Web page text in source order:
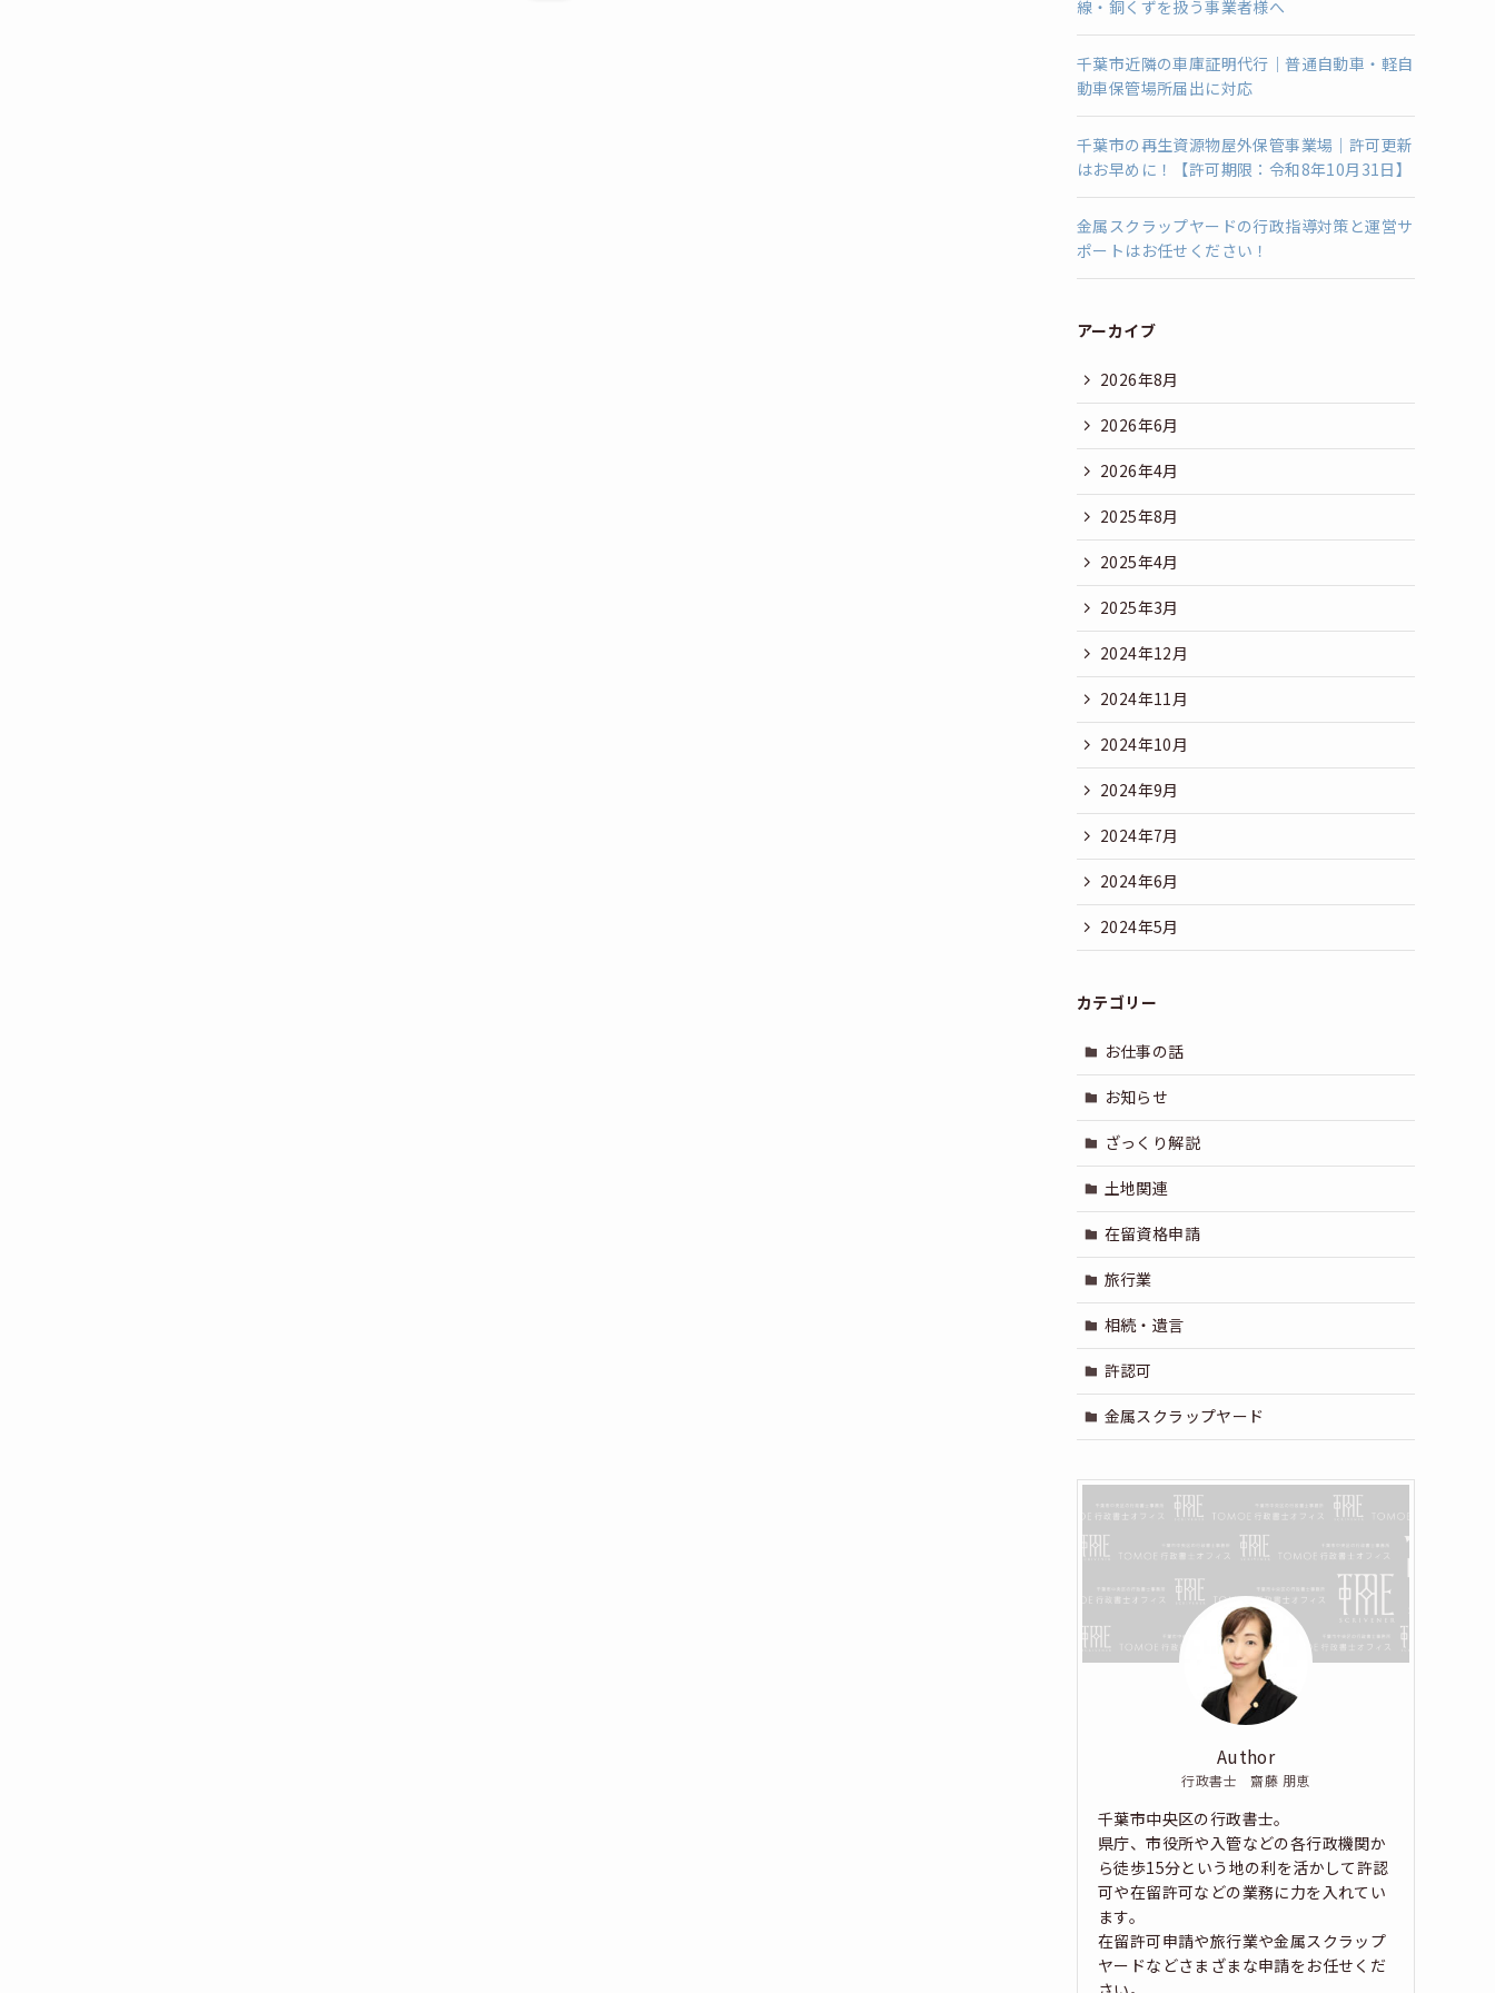
線・銅くずを扱う事業者様へ
千葉市近隣の車庫証明代行｜普通自動車・軽自
動車保管場所届出に対応
千葉市の再生資源物屋外保管事業場｜許可更新
はお早めに！【許可期限：令和8年10月31日】
金属スクラップヤードの行政指導対策と運営サ
ポートはお任せください！
アーカイブ
2026年8月
2026年6月
2026年4月
2025年8月
2025年4月
2025年3月
2024年12月
2024年11月
2024年10月
2024年9月
2024年7月
2024年6月
2024年5月
カテゴリー
お仕事の話
お知らせ
ざっくり解説
土地関連
在留資格申請
旅行業
相続・遺言
許認可
金属スクラップヤード
Author
行政書士 齋藤 朋恵
千葉市中央区の行政書士。
県庁、市役所や入管などの各行政機関か
ら徒歩15分という地の利を活かして許認
可や在留許可などの業務に力を入れてい
ます。
在留許可申請や旅行業や金属スクラップ
ヤードなどさまざまな申請をお任せくだ